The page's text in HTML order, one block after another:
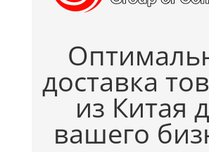
доставка
из Китая
вашего